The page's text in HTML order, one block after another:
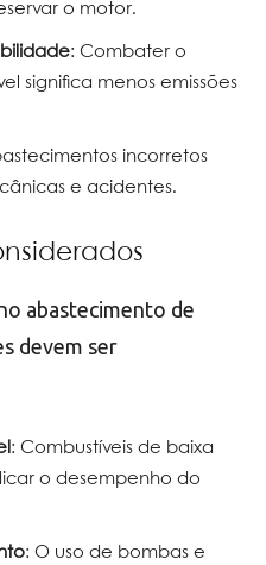
o motor.
: Combater o
significa menos emissões
incorretos
e acidentes.
abastecimento de
devem ser
: Combustíveis de baixa
o desempenho do
: O uso de bombas e